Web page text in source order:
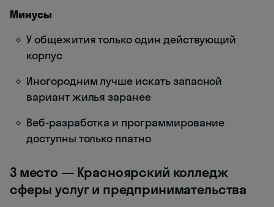
Минусы
У общежития только один действующий
корпус
Иногородним лучше искать запасной
вариант жилья заранее
Веб-разработка и программирование
доступны только платно
3 место — Красноярский колледж
сферы услуг и предпринимательства